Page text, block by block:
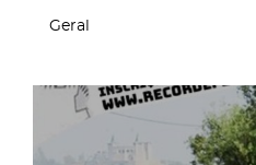
Geral